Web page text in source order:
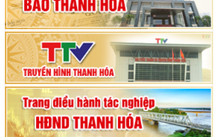
Phiên thảo luận Kỳ họp thứ 24, HĐND tỉnh
Thanh Hóa khóa XVIII, nhiệm kỳ 2021 - 2026
Bế mạc Kỳ họp thứ hai bốn, Hội đồng nhân dân
tỉnh khoá XVIII